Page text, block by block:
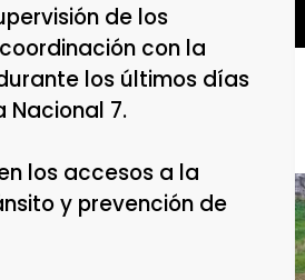
de los
con la
los últimos días
Nacional 7.
los accesos a la
y prevención de